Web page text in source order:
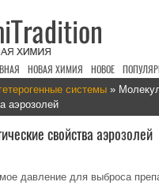
НОВАЯ ХИМИЯ НОВОЕ
системы »
аэрозолей
свойства аэрозолей
давление для выброса